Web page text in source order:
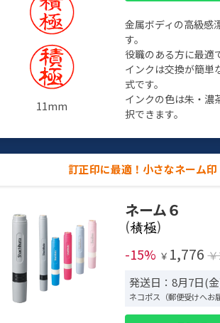
11mm
金属ボディの高級感
す。
役職のある方に最適
インクは交換が簡単
式です。
インクの色は朱・濃
択できます。
訂正印に最適！小さなネーム印
ネーム６
(
)
-15% ￥ 1,776
発送日：8月7日(
ネコポス（郵便受けへお